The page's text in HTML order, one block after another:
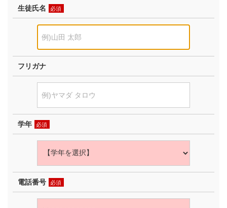
生徒氏名 必須
フリガナ
学年 必須
電話番号 必須